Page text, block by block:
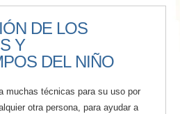
DE LOS
Y
DEL NIÑO
muchas técnicas para su uso por
otra persona, para ayudar a